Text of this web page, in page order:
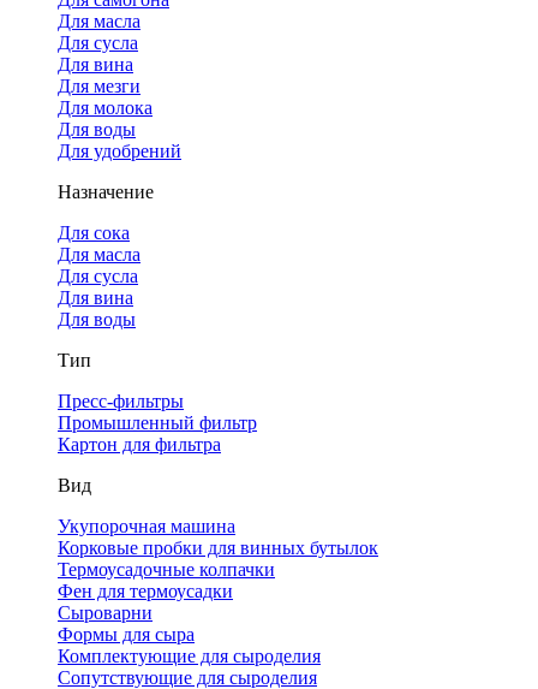
Для масла
Для сусла
Для вина
Для мезги
Для молока
Для воды
Для удобрений
Назначение
Для сока
Для масла
Для сусла
Для вина
Для воды
Тип
Пресс-фильтры
Промышленный фильтр
Картон для фильтра
Вид
Укупорочная машина
Корковые пробки для винных бутылок
Термоусадочные колпачки
Фен для термоусадки
Сыроварни
Формы для сыра
Комплектующие для сыроделия
Сопутствующие для сыроделия